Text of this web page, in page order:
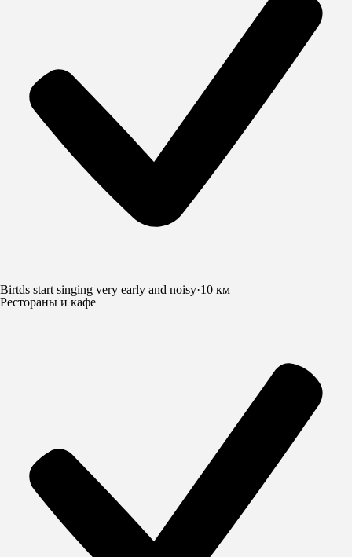
Birtds start singing very early and noisy·10 км
Рестораны и кафе